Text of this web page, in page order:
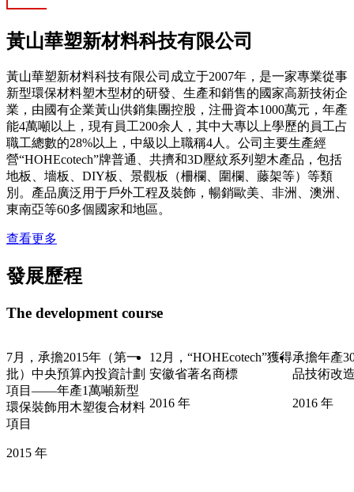
黃山華塑新材料科技有限公司
黃山華塑新材料科技有限公司成立于2007年，是一家專業從事
新型環保材料塑木型材的研發、生產和銷售的國家高新技術企
業，由國有企業黃山供銷集團控股，注冊資本1000萬元，年產
能4萬噸以上，現有員工200余人，其中大專以上學歷的員工占
職工總數的28%以上，中級以上職稱4人。公司主要生產經
營“HOHEcotech”牌普通、共擠和3D壓紋系列塑木產品，包括
地板、墻板、DIY板、景觀板（柵欄、圍欄、藤架等）等類
別。產品廣泛用于戶外工程及裝飾，暢銷歐美、非洲、澳洲、
東南亞等60多個國家和地區。
查看更多
發展歷程
The development course
一
劃
型
料
12月，“HOHEcotech”獲得
安徽省著名商標
2016年
承擔年產30000噸木塑產
品技術改造項目
2016
12月
被認